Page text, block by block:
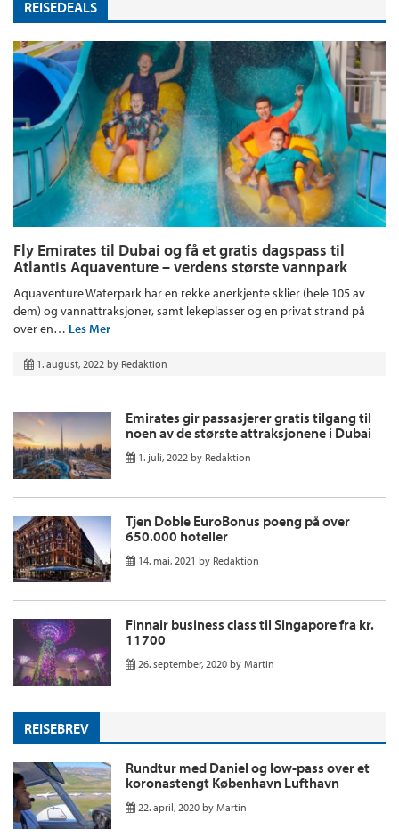
REISEDEALS
Fly Emirates til Dubai og få et gratis dagspass til
Atlantis Aquaventure – verdens største vannpark
Aquaventure Waterpark har en rekke anerkjente sklier (hele 105 av
dem) og vannattraksjoner, samt lekeplasser og en privat strand på
over en… Les Mer
1. august, 2022 by Redaktion
Emirates gir passasjerer gratis tilgang til
noen av de største attraksjonene i Dubai
1. juli, 2022 by Redaktion
Tjen Doble EuroBonus poeng på over
650.000 hoteller
14. mai, 2021 by Redaktion
Finnair business class til Singapore fra kr.
11700
26. september, 2020 by Martin
REISEBREV
Rundtur med Daniel og low-pass over et
koronastengt København Lufthavn
22. april, 2020 by Martin